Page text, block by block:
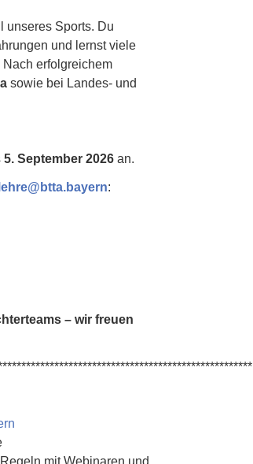
unseres Sports. Du
und lernst viele
erfolgreichem
sowie bei Landes- und
5. September 2026 an.
@ btta.bayern:
– wir freuen
mit Webinaren und